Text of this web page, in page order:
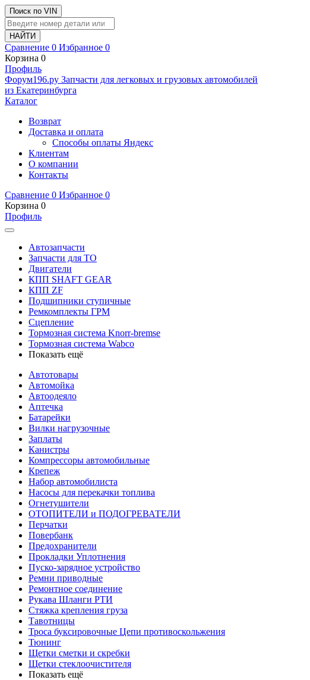
Поиск по VIN
Сравнение 0 Избранное 0
Корзина 0
Профиль
Фoрум196.ру Запчасти для легковых и грузовых автомобилей
из Екатеринбурга
Каталог
Возврат
Доставка и оплата
Способы оплаты Яндекс
Клиентам
О компании
Контакты
Сравнение 0 Избранное 0
Корзина 0
Профиль
Автозапчасти
Запчасти для ТО
Двигатели
КПП SHAFT GEAR
КПП ZF
Подшипники ступичные
Ремкомплекты ГРМ
Сцепление
Тормозная система Knorr-bremse
Тормозная система Wabco
Показать ещё
Автотовары
Автомойка
Автоодеяло
Аптечка
Батарейки
Вилки нагрузочные
Заплаты
Канистры
Компрессоры автомобильные
Крепеж
Набор автомобилиста
Насосы для перекачки топлива
Огнетушители
ОТОПИТЕЛИ и ПОДОГРЕВАТЕЛИ
Перчатки
Повербанк
Предохранители
Прокладки Уплотнения
Пуско-зарядное устройство
Ремни приводные
Ремонтное соединение
Рукава Шланги РТИ
Стяжка крепления груза
Тавотницы
Троса буксировочные Цепи противоскольжения
Тюнинг
Щетки сметки и скребки
Щетки стеклоочистителя
Показать ещё